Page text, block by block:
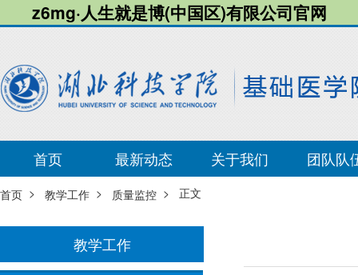
z6mg·人生就是博(中国区)有限公司官网
首页 最新动态 关于我们 团队队
首页 > 教学工作 > 质量监控 > 正文
教学工作